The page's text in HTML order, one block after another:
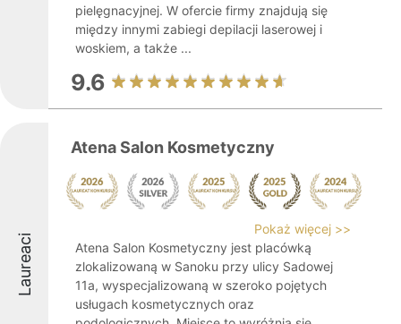
pielęgnacyjnej. W ofercie firmy znajdują się
między innymi zabiegi depilacji laserowej i
woskiem, a także ...
9.6
Laureaci
Atena Salon Kosmetyczny
Pokaż więcej >>
Atena Salon Kosmetyczny jest placówką
zlokalizowaną w Sanoku przy ulicy Sadowej
11a, wyspecjalizowaną w szeroko pojętych
usługach kosmetycznych oraz